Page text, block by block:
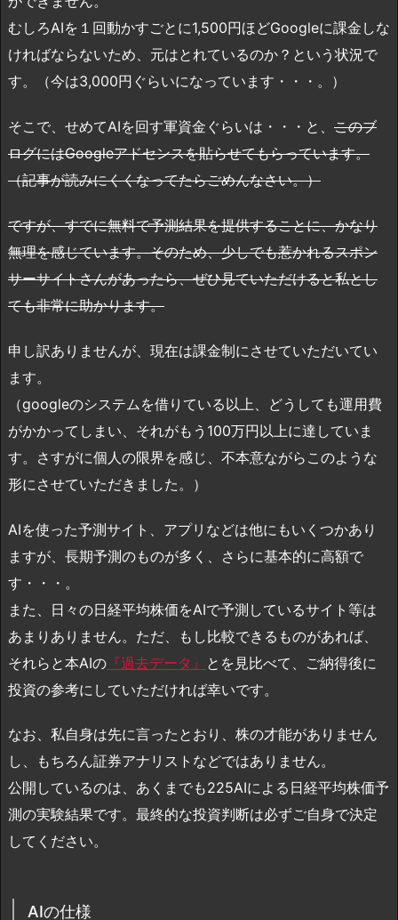
むしろAIを１回動かすごとに1,500円ほどGoogleに課金しな
ければならないため、元はとれているのか？という状況で
す。（今は3,000円ぐらいになっています・・・。）
そこで、せめてAIを回す軍資金ぐらいは・・・と、 このブ
ログにはGoogleアドセンスを貼らせてもらっています。
（記事が読みにくくなってたらごめんなさい。）
ですが、すでに無料で予測結果を提供することに、かなり
無理を感じています。そのため、少しでも惹かれるスポン
サーサイトさんがあったら、ぜひ見ていただけると私とし
ても非常に助かります。
申し訳ありませんが、現在は課金制にさせていただいてい
ます。
（googleのシステムを借りている以上、どうしても運用費
がかかってしまい、それがもう100万円以上に達していま
す。さすがに個人の限界を感じ、不本意ながらこのような
形にさせていただきました。）
AIを使った予測サイト、アプリなどは他にもいくつかあり
ますが、長期予測のものが多く、さらに基本的に高額で
す・・・。
また、日々の日経平均株価をAIで予測しているサイト等は
あまりありません。ただ、もし比較できるものがあれば、
それらと本AIの 『過去データ』 とを見比べて、ご納得後に
投資の参考にしていただければ幸いです。
なお、私自身は先に言ったとおり、株の才能がありません
し、もちろん証券アナリストなどではありません。
公開しているのは、あくまでも225AIによる日経平均株価予
測の実験結果です。最終的な投資判断は必ずご自身で決定
してください。
AIの仕様